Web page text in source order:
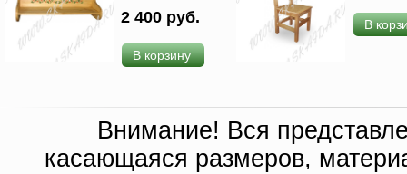
2 400 руб.
В корзину
В
Внимание! Вся
касающаяся размеров,